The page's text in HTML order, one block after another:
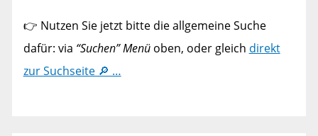
👉 Nutzen Sie jetzt bitte die allgemeine Suche
dafür: via “Suchen” Menüoben, oder gleich direkt
zur Suchseite 🔎 …